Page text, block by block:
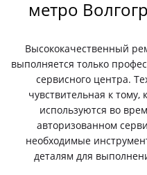
метро
Высококачественный
выполняется только
сервисного центра.
чувствительная к
используются во
авторизованном
необходимые
деталям для